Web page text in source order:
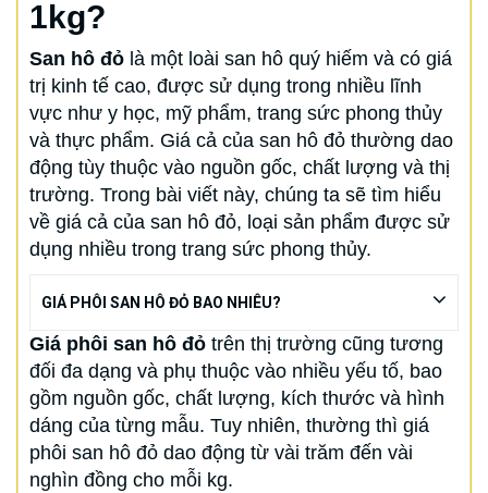
1kg?
San hô đỏ là một loài san hô quý hiếm và có giá
trị kinh tế cao, được sử dụng trong nhiều lĩnh
vực như y học, mỹ phẩm, trang sức phong thủy
và thực phẩm. Giá cả của san hô đỏ thường dao
động tùy thuộc vào nguồn gốc, chất lượng và thị
trường. Trong bài viết này, chúng ta sẽ tìm hiểu
về giá cả của san hô đỏ, loại sản phẩm được sử
dụng nhiều trong trang sức phong thủy.
GIÁ PHÔI SAN HÔ ĐỎ BAO NHIÊU?
Giá phôi san hô đỏ trên thị trường cũng tương
đối đa dạng và phụ thuộc vào nhiều yếu tố, bao
gồm nguồn gốc, chất lượng, kích thước và hình
dáng của từng mẫu. Tuy nhiên, thường thì giá
phôi san hô đỏ dao động từ vài trăm đến vài
nghìn đồng cho mỗi kg.